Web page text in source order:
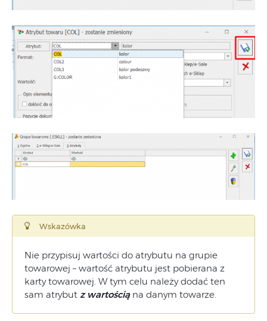
Wskazówka
Nie przypisuj wartości do atrybutu na grupie
towarowej – wartość atrybutu jest pobierana z
karty towarowej. W tym celu należy dodać ten
sam atrybut z wartościąna danym towarze.